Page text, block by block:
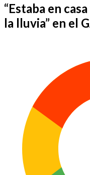
“Estaba en
la lluvia” en el